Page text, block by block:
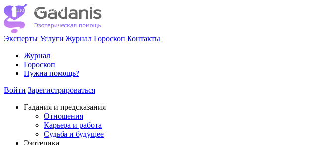
Эксперты Услуги Журнал Гороскоп Контакты
Журнал
Гороскоп
Нужна помощь?
Войти Зарегистрироваться
Гадания и предсказания
Отношения
Карьера и работа
Cудьба и будущее
Эзотерика
Отношения и любовь